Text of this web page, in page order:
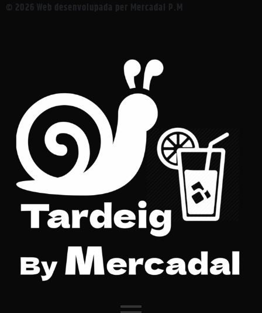
© 2026 Web desenvolupada per Mercadal P.M